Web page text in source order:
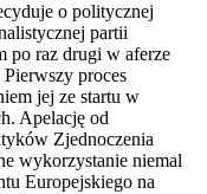
o politycznej
partii
po raz drugi w aferze
proces
jej ze startu w
Apelację od
Zjednoczenia
wykorzystanie niemal
Europejskiego na